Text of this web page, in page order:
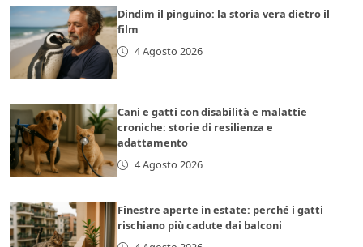
Dindim il pinguino: la storia vera dietro il
film
4 Agosto 2026
Cani e gatti con disabilità e malattie
croniche: storie di resilienza e
adattamento
4 Agosto 2026
Finestre aperte in estate: perché i gatti
rischiano più cadute dai balconi